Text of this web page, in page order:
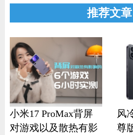
推荐文章
小米17 ProMax背屏
对游戏以及散热有影
风
尊